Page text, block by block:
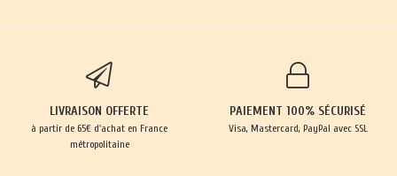
LIVRAISON OFFERTE
à partir de 65€ d'achat en France
métropolitaine
PAIEMENT 100% SÉCURISÉ
Visa, Mastercard, PayPal avec SSL